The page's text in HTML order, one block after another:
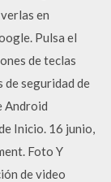
en
Pulsa el
de teclas
de seguridad de
Android
Inicio. 16 junio,
Foto Y
de video